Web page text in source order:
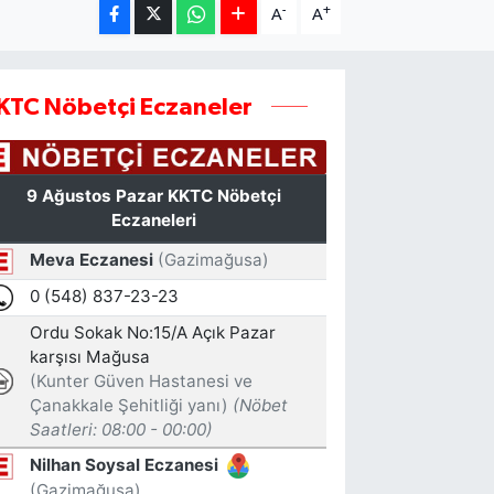
A- A+
Nöbetçi Eczaneler